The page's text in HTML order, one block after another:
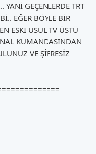
GEÇENLERDE TRT
EĞER BÖYLE BİR
ESKİ USUL TV ÜSTÜ
KUMANDASINDAN
VE ŞİFRESİZ